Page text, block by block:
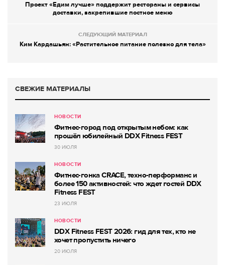
Проект «Едим лучше» поддержит рестораны и сервисы
доставки, закрепившие постное меню
СЛЕДУЮЩИЙ МАТЕРИАЛ
Ким Кардашьян: «Растительное питание полезно для тела»
СВЕЖИЕ МАТЕРИАЛЫ
НОВОСТИ
Фитнес-город под открытым небом: как
прошёл юбилейный DDX Fitness FEST
30 ИЮЛЯ
НОВОСТИ
Фитнес-гонка CRACE, техно-перформанс и
более 150 активностей: что ждет гостей DDX
Fitness FEST
23 ИЮЛЯ
НОВОСТИ
DDX Fitness FEST 2026: гид для тех, кто не
хочет пропустить ничего
20 ИЮЛЯ